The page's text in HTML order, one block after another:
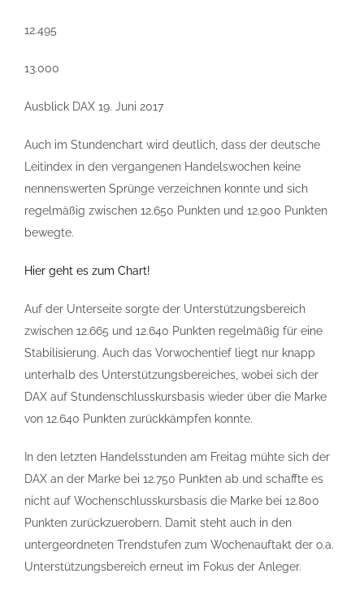
12.495
13.000
Ausblick DAX 19. Juni 2017
Auch im Stundenchart wird deutlich, dass der deutsche
Leitindex in den vergangenen Handelswochen keine
nennenswerten Sprünge verzeichnen konnte und sich
regelmäßig zwischen 12.650 Punkten und 12.900 Punkten
bewegte.
Hier geht es zum Chart!
Auf der Unterseite sorgte der Unterstützungsbereich
zwischen 12.665 und 12.640 Punkten regelmäßig für eine
Stabilisierung. Auch das Vorwochentief liegt nur knapp
unterhalb des Unterstützungsbereiches, wobei sich der
DAX auf Stundenschlusskursbasis wieder über die Marke
von 12.640 Punkten zurückkämpfen konnte.
In den letzten Handelsstunden am Freitag mühte sich der
DAX an der Marke bei 12.750 Punkten ab und schaffte es
nicht auf Wochenschlusskursbasis die Marke bei 12.800
Punkten zurückzuerobern. Damit steht auch in den
untergeordneten Trendstufen zum Wochenauftakt der o.a.
Unterstützungsbereich erneut im Fokus der Anleger.